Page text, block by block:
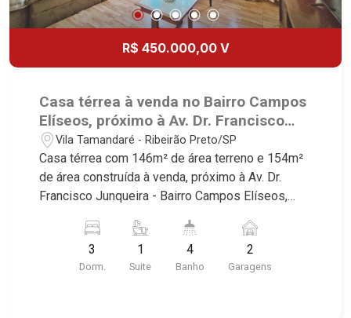
R$ 450.000,00 V
Casa térrea à venda no Bairro Campos
Elíseos, próximo à Av. Dr. Francisco
Junqueira - Ribeirão Preto/SP.
Vila Tamandaré - Ribeirão Preto/SP
Casa térrea com 146m² de área terreno e 154m²
de área construída à venda, próximo à Av. Dr.
Francisco Junqueira - Bairro Campos Elíseos,
deste imóvel que a Martinelli Imobiliária
selecionou para você: - 146m² de área terreno e
154m² de área construída - 3 dormitórios com
3
Dorm.
1
Suite
4
Banho
2
Garagens